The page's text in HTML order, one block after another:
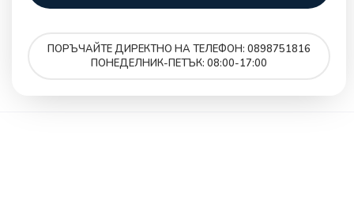
ПОРЪЧАЙТЕ ДИРЕКТНО НА ТЕЛЕФОН: 0898751816
ПОНЕДЕЛНИК-ПЕТЪК: 08:00-17:00